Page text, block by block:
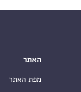
האתר
מפת האתר